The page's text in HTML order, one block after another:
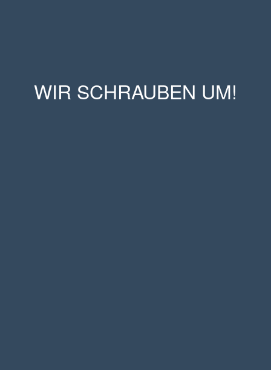
WIR SCHRAUBEN UM!